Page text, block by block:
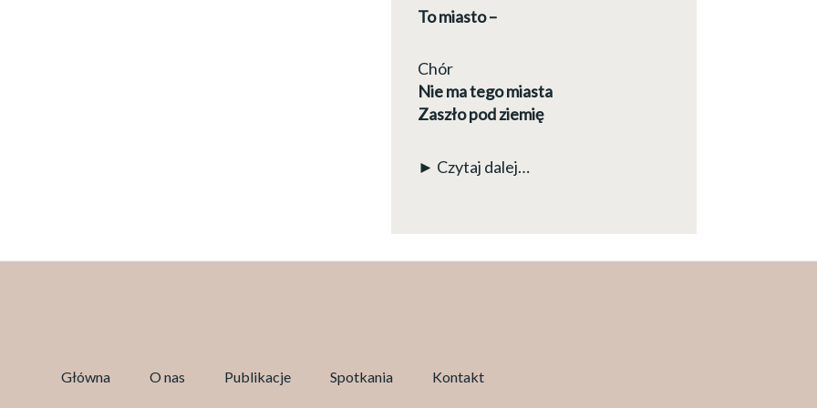
To miasto –
Chór
Nie ma tego miasta
Zaszło pod ziemię
► Czytaj dalej…
Główna O nas Publikacje Spotkania Kontakt